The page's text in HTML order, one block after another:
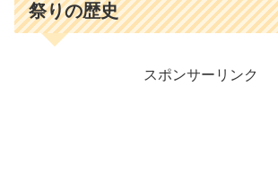
祭りの歴史
スポンサーリンク